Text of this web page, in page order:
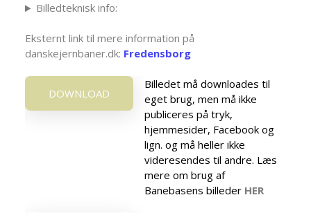
Billedteknisk info:
Eksternt link til mere information på
danskejernbaner.dk: Fredensborg
DOWNLOAD
Billedet må downloades til
eget brug, men må ikke
publiceres på tryk,
hjemmesider, Facebook og
lign. og må heller ikke
videresendes til andre. Læs
mere om brug af
Banebasens billeder HER